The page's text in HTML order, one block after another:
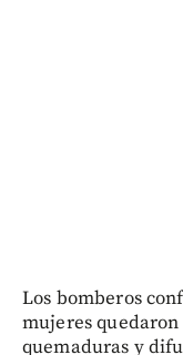
Los bomberos
mujeres
quemaduras y